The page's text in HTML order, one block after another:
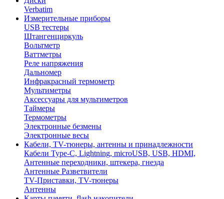
Verbatim
Измерительные приборы
USB тестеры
Штангенциркуль
Вольтметр
Ваттметры
Реле напряжения
Дальномер
Инфракрасный термометр
Мультиметры
Аксессуары для мультиметров
Таймеры
Термометры
Электронные безмены
Электронные весы
Кабели, TV-тюнеры, антенны и принадлежности
Кабели Type-C, Lightning, microUSB, USB, HDMI,
Антенные переходники, штекера, гнезда
Антенные Разветвители
TV-Приставки, TV-тюнеры
Антенны